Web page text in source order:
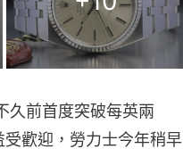
久前首度突破每英兩
歡迎，勞力士今年稍早